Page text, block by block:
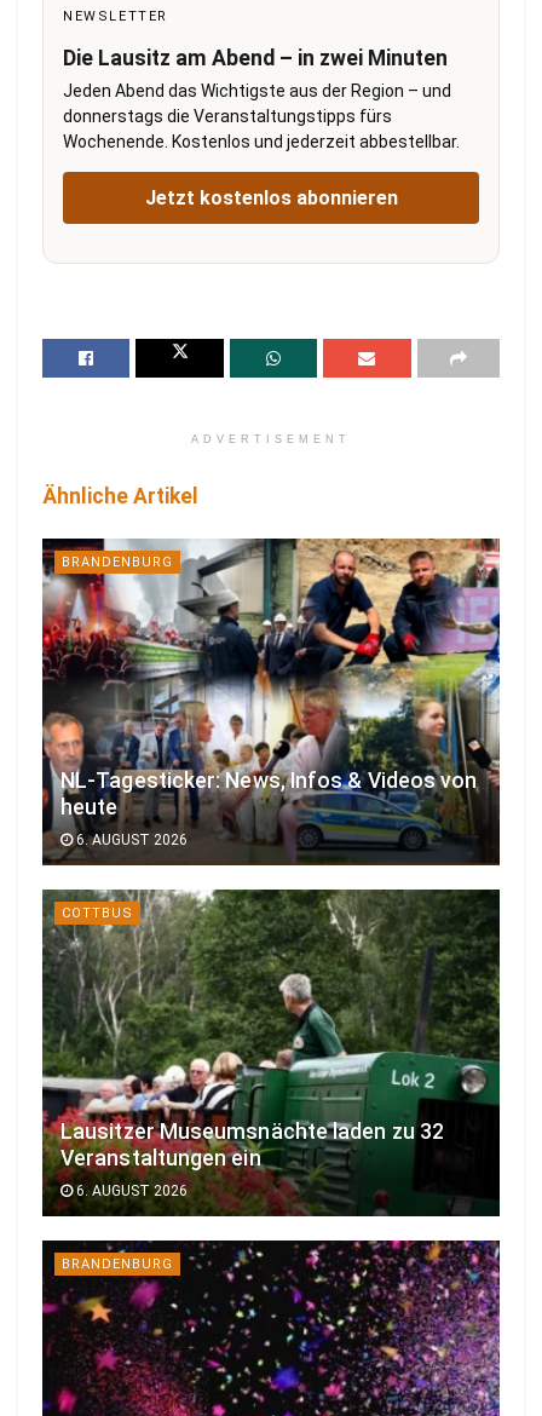
NEWSLETTER
Die Lausitz am Abend – in zwei Minuten
Jeden Abend das Wichtigste aus der Region – und
donnerstags die Veranstaltungstipps fürs
Wochenende. Kostenlos und jederzeit abbestellbar.
Jetzt kostenlos abonnieren
ADVERTISEMENT
Ähnliche Artikel
BRANDENBURG
NL-Tagesticker: News, Infos & Videos von
heute
6. AUGUST 2026
COTTBUS
Lausitzer Museumsnächte laden zu 32
Veranstaltungen ein
6. AUGUST 2026
BRANDENBURG